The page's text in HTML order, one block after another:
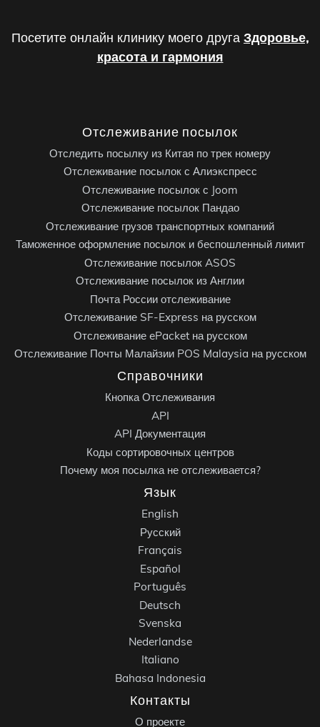
Посетите онлайн клинику моего друга Здоровье,
красота и гармония
Отслеживание посылок
Отследить посылку из Китая по трек номеру
Отслеживание посылок с Алиэкспресс
Отслеживание посылок с Joom
Отслеживание посылок Пандао
Отслеживание грузов транспортных компаний
Таможенное оформление посылок и беспошленный лимит
Отслеживание посылок ASOS
Отслеживание посылок из Англии
Почта России отслеживание
Отслеживание SF-Express на русском
Отслеживание ePacket на русском
Отслеживание Почты Малайзии POS Malaysia на русском
Справочники
Кнопка Отслеживания
API
API Документация
Коды сортировочных центров
Почему моя посылка не отслеживается?
Язык
English
Русский
Français
Español
Português
Deutsch
Svenska
Nederlandse
Italiano
Bahasa Indonesia
Контакты
О проекте